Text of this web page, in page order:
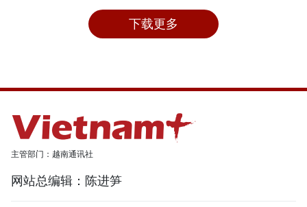
下载更多
主管部门：越南通讯社
网站总编辑：陈进笋